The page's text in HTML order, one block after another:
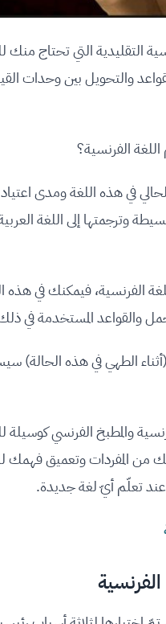
التقليدية التي تحتاج منك
والتحويل بين وحدات
الفرنسية؟
في هذه اللغة ومدى
وترجمتها إلى اللغة
الفرنسية، فيمكنك في هذه
والقواعد المستخدمة في
الطهي في هذه
والمطبخ الفرنسي
من المفردات وتعميق فهمك
تعلّم أيّ لغة جديدة.